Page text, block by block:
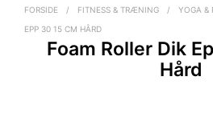
FORSIDE / FITNESS & TRÆNING / YOGA &
EPP 30 15 CM HÅRD
Foam Roller Dik
Hård